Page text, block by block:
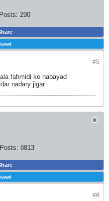
Posts: 290
#5
fahmidi ke nabayad
nadary jigar
Posts: 8813
#6